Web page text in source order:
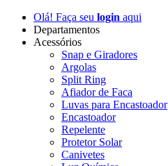
Olá! Faça seu login aqui
Departamentos
Acessórios
Snap e Giradores
Argolas
Split Ring
Afiador de Faca
Luvas para Encastoador
Encastoador
Repelente
Protetor Solar
Canivetes